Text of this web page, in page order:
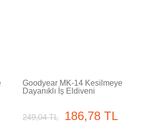
Goodyear MK-14 Kesilmeye
Dayanıklı İş Eldiveni
249,04 TL 186,78 TL